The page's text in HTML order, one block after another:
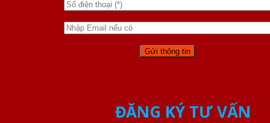
ĐĂNG KÝ TƯ VẤN